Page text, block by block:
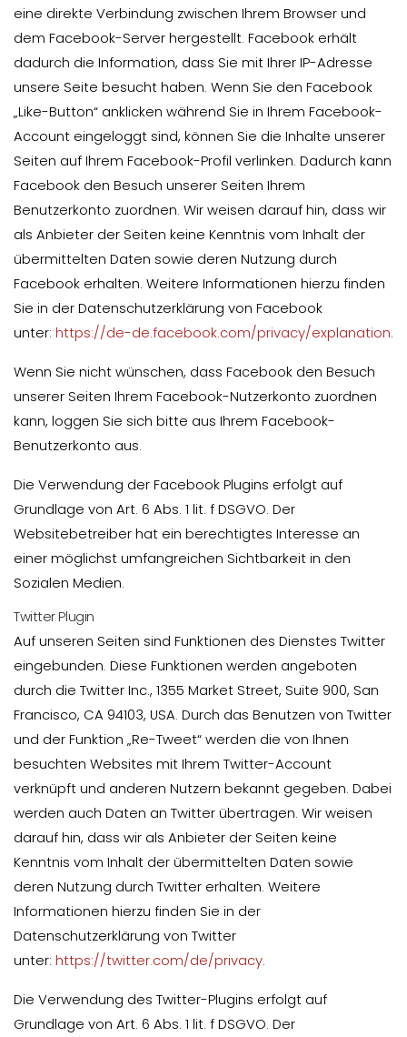
eine direkte Verbindung zwischen Ihrem Browser und
dem Facebook-Server hergestellt. Facebook erhält
dadurch die Information, dass Sie mit Ihrer IP-Adresse
unsere Seite besucht haben. Wenn Sie den Facebook
„Like-Button“ anklicken während Sie in Ihrem Facebook-
Account eingeloggt sind, können Sie die Inhalte unserer
Seiten auf Ihrem Facebook-Profil verlinken. Dadurch kann
Facebook den Besuch unserer Seiten Ihrem
Benutzerkonto zuordnen. Wir weisen darauf hin, dass wir
als Anbieter der Seiten keine Kenntnis vom Inhalt der
übermittelten Daten sowie deren Nutzung durch
Facebook erhalten. Weitere Informationen hierzu finden
Sie in der Datenschutzerklärung von Facebook
unter: https://de-de.facebook.com/privacy/explanation.
Wenn Sie nicht wünschen, dass Facebook den Besuch
unserer Seiten Ihrem Facebook-Nutzerkonto zuordnen
kann, loggen Sie sich bitte aus Ihrem Facebook-
Benutzerkonto aus.
Die Verwendung der Facebook Plugins erfolgt auf
Grundlage von Art. 6 Abs. 1 lit. f DSGVO. Der
Websitebetreiber hat ein berechtigtes Interesse an
einer möglichst umfangreichen Sichtbarkeit in den
Sozialen Medien.
Twitter Plugin
Auf unseren Seiten sind Funktionen des Dienstes Twitter
eingebunden. Diese Funktionen werden angeboten
durch die Twitter Inc., 1355 Market Street, Suite 900, San
Francisco, CA 94103, USA. Durch das Benutzen von Twitter
und der Funktion „Re-Tweet“ werden die von Ihnen
besuchten Websites mit Ihrem Twitter-Account
verknüpft und anderen Nutzern bekannt gegeben. Dabei
werden auch Daten an Twitter übertragen. Wir weisen
darauf hin, dass wir als Anbieter der Seiten keine
Kenntnis vom Inhalt der übermittelten Daten sowie
deren Nutzung durch Twitter erhalten. Weitere
Informationen hierzu finden Sie in der
Datenschutzerklärung von Twitter
unter: https://twitter.com/de/privacy.
Die Verwendung des Twitter-Plugins erfolgt auf
Grundlage von Art. 6 Abs. 1 lit. f DSGVO. Der